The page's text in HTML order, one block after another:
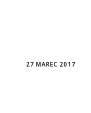
27 MAREC 2017